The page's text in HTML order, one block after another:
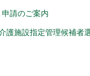
請のご案内
護施設指定管理候補者